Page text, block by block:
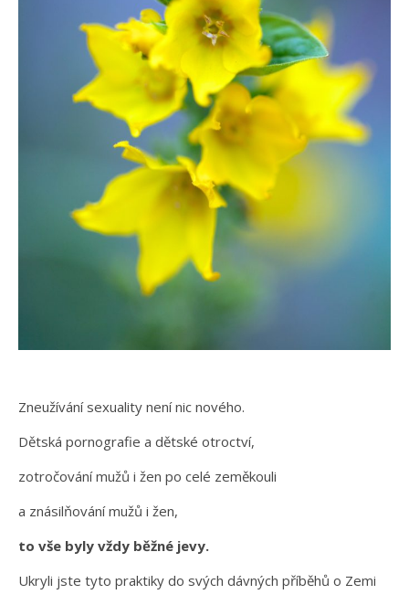
Zneužívání sexuality není nic nového.
Dětská pornografie a dětské otroctví,
zotročování mužů i žen po celé zeměkouli
a znásilňování mužů i žen,
to vše byly vždy běžné jevy.
Ukryli jste tyto praktiky do svých dávných příběhů o Zemi